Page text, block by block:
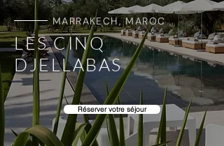
MARRAKECH, MAROC
LES CINQ
DJELLABAS
Réserver votre séjour